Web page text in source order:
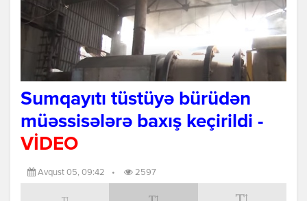
Sumqayıtı tüstüyə bürüdən
müəssisələrə baxış keçirildi -
VİDEO
Avqust 05, 09:42 • 2597